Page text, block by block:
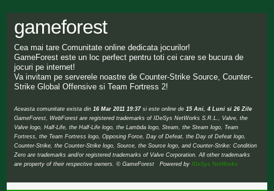
gameforest
Cea mai tare Comunitate online dedicata jocurilor!
GameForest este un loc perfect pentru toti cei care se bucura de
jocuri pe internet!
Va invitam pe serverele noastre de Counter-Strike Source, Counter-
Strike Global Offensive si Team Fortress 2!
Aceasta comunitate exista din16 Mar 2011 19:37si este online de15 Ani, 4 Luni si 26 Zile
GameForest, WebForest are registered trademarks of IDeSys NetWorks S.R.L., Valve, the
Valve logo, Half-Life, the Half-Life logo, the Lambda logo, Steam, the Steam logo, Team
Fortress, the Team Fortress logo, Opposing Force, Day of Defeat, the Day of Defeat logo,
Counter-Strike, the Counter-Strike logo, Source, the Source logo, and Counter-Strike: Condition
Zero are trademarks and/or registered trademarks of Valve Corporation. All other trademarks
are property of their respective owners. © GameForest Powered byIDeSys NetWorks